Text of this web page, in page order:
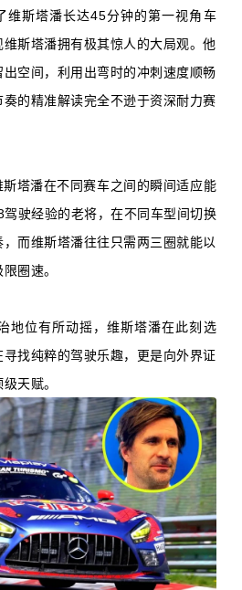
维斯塔潘长达45分钟的第一视角车
斯塔潘拥有极其惊人的大局观。他
空间，利用出弯时的冲刺速度顺畅
的精准解读完全不逊于资深耐力赛
塔潘在不同赛车之间的瞬间适应能
驶经验的老将，在不同车型间切换
而维斯塔潘往往只需两三圈就能以
限圈速。
地位有所动摇，维斯塔潘在此刻选
找纯粹的驾驶乐趣，更是向外界证
天赋。